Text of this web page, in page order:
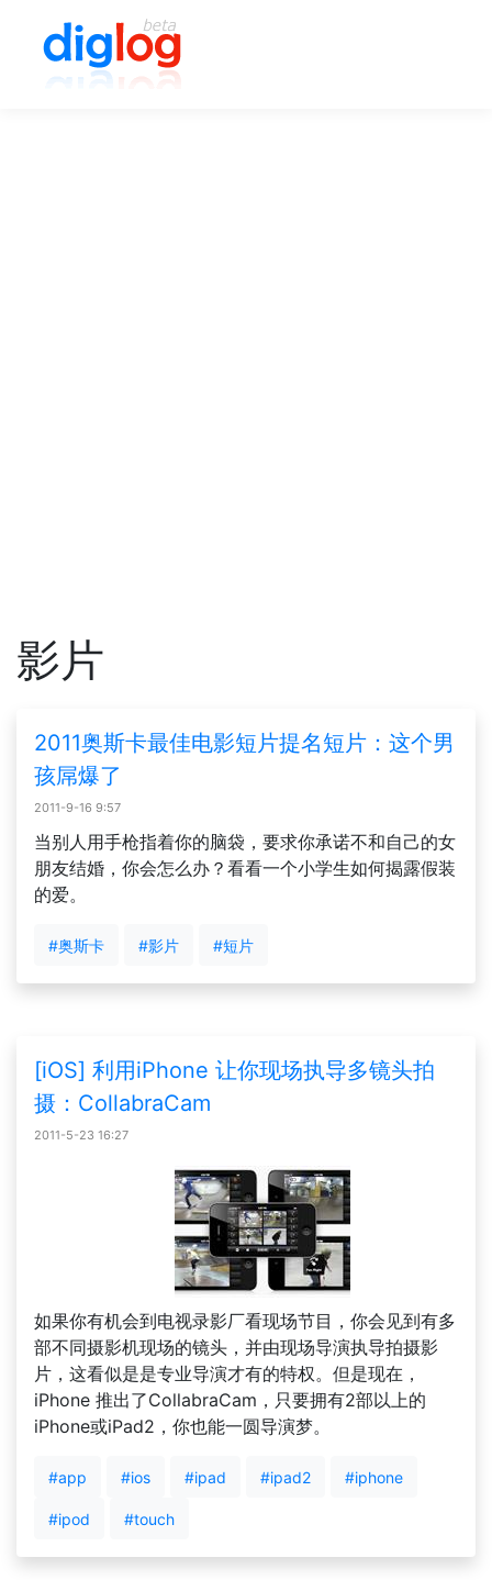
影片
2011奥斯卡最佳电影短片提名短片：这个男
孩屌爆了
2011-9-16 9:57
当别人用手枪指着你的脑袋，要求你承诺不和自己的女
朋友结婚，你会怎么办？看看一个小学生如何揭露假装
的爱。
#奥斯卡 #影片 #短片
[iOS] 利用iPhone 让你现场执导多镜头拍
摄：CollabraCam
2011-5-23 16:27
如果你有机会到电视录影厂看现场节目，你会见到有多
部不同摄影机现场的镜头，并由现场导演执导拍摄影
片，这看似是是专业导演才有的特权。但是现在，
iPhone 推出了CollabraCam，只要拥有2部以上的
iPhone或iPad2，你也能一圆导演梦。
#app #ios #ipad #ipad2 #iphone
#ipod #touch